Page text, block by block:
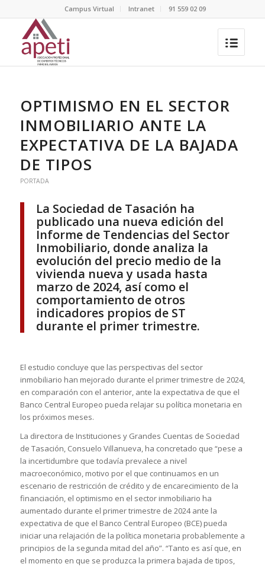
Campus Virtual Intranet 91 559 02 09
OPTIMISMO EN EL SECTOR
INMOBILIARIO ANTE LA
EXPECTATIVA DE LA BAJADA
DE TIPOS
PORTADA
La Sociedad de Tasación ha
publicado una nueva edición del
Informe de Tendencias del Sector
Inmobiliario, donde analiza la
evolución del precio medio de la
vivienda nueva y usada hasta
marzo de 2024, así como el
comportamiento de otros
indicadores propios de ST
durante el primer trimestre.
El estudio concluye que las perspectivas del sector
inmobiliario han mejorado durante el primer trimestre de 2024,
en comparación con el anterior, ante la expectativa de que el
Banco Central Europeo pueda relajar su política monetaria en
los próximos meses.
La directora de Instituciones y Grandes Cuentas de Sociedad
de Tasación, Consuelo Villanueva, ha concretado que “pese a
la incertidumbre que todavía prevalece a nivel
macroeconómico, motivo por el que continuamos en un
escenario de restricción de crédito y de encarecimiento de la
financiación, el optimismo en el sector inmobiliario ha
aumentado durante el primer trimestre de 2024 ante la
expectativa de que el Banco Central Europeo (BCE) pueda
iniciar una relajación de la política monetaria probablemente a
principios de la segunda mitad del año”. “Tanto es así que, en
el momento en que se produzca la primera bajada de tipos,